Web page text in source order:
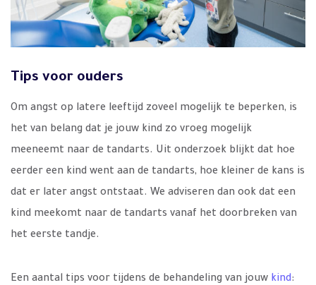
Tips voor ouders
Om angst op latere leeftijd zoveel mogelijk te beperken, is
het van belang dat je jouw kind zo vroeg mogelijk
meeneemt naar de tandarts. Uit onderzoek blijkt dat hoe
eerder een kind went aan de tandarts, hoe kleiner de kans is
dat er later angst ontstaat. We adviseren dan ook dat een
kind meekomt naar de tandarts vanaf het doorbreken van
het eerste tandje.
Een aantal tips voor tijdens de behandeling van jouw kind: